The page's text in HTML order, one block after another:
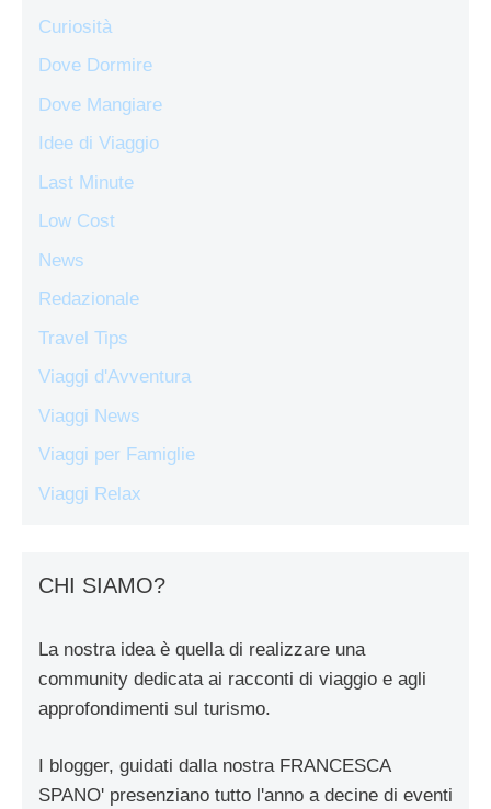
Curiosità
Dove Dormire
Dove Mangiare
Idee di Viaggio
Last Minute
Low Cost
News
Redazionale
Travel Tips
Viaggi d'Avventura
Viaggi News
Viaggi per Famiglie
Viaggi Relax
CHI SIAMO?
La nostra idea è quella di realizzare una
community dedicata ai racconti di viaggio e agli
approfondimenti sul turismo.
I blogger, guidati dalla nostra FRANCESCA
SPANO' presenziano tutto l'anno a decine di eventi